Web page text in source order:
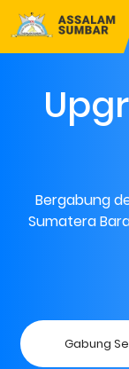
Bergabung
Sumatera
Gabung